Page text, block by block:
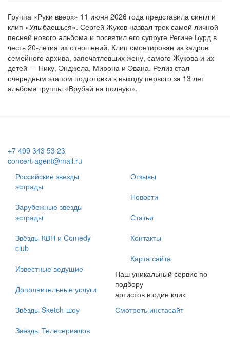
Группа «Руки вверх» 11 июня 2026 года представила сингл и
клип «Улыбаешься». Сергей Жуков назвал трек самой личной
песней нового альбома и посвятил его супруге Регине Бурд в
честь 20-летия их отношений. Клип смонтирован из кадров
семейного архива, запечатлевших жену, самого Жукова и их
детей — Нику, Энджела, Мирона и Эвана. Релиз стал
очередным этапом подготовки к выходу первого за 13 лет
альбома группы «Врубай на полную».
+7 499 343 53 23
concert-agent@mail.ru
Российские звезды
эстрады
Зарубежные звезды
эстрады
Звёзды КВН и Comedy
club
Известные ведущие
Дополнительные услуги
Звёзды Sketch-шоу
Звёзды Телесериалов
Отзывы
Новости
Статьи
Контакты
Карта сайта
Наш уникальный сервис по
подбору
артистов в один клик
Смотреть инстасайт